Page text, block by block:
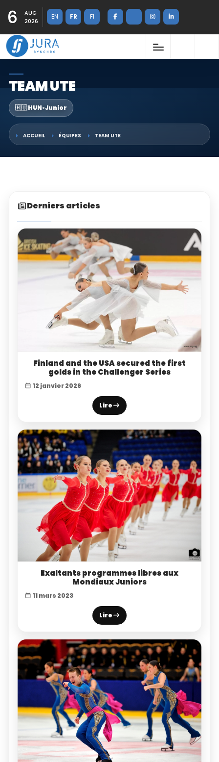
6
AUG
2026
EN FR FI
TEAM UTE
🇭🇺 HUN•Junior
ACCUEIL ÉQUIPES TEAM UTE
Derniers articles
Finland and the USA secured the first
golds in the Challenger Series
12 janvier 2026
Lire
Exaltants programmes libres aux
Mondiaux Juniors
11 mars 2023
Lire